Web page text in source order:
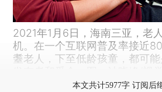
2021年1月6日，海南三亚，老
机。在一个互联网普及率接近
耋老人，下至低龄孩童，都可
本文共计5977字 订阅后